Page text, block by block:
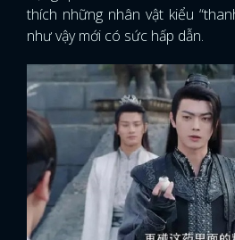
thích những nhân vật kiểu
như vậy mới có sức hấp dẫn.